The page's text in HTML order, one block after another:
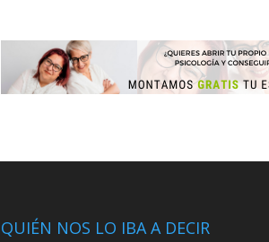
QUIÉN NOS LO IBA A DECIR